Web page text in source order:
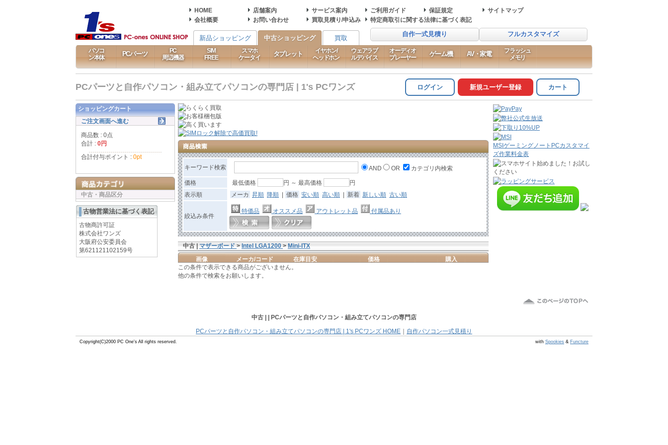
HOME 店舗案内 サービス案内 ご利用ガイド 保証規定
サイトマップ
会社概要
お問い合わせ 買取見積り/申込み 特定商取引に関する法律に基づく表記
自作一式見積り フルカスタマイズ
新品ショッピング 中古ショッピング 買取
パソコ
ン本体
PCパーツ
PC
周辺機器
SIM
FREE
スマホ
ケータイ
タブレット
イヤホン/
ヘッドホン
ウェアラブ
ルデバイス
オーディオ
プレーヤー
ゲーム機 AV・家電
フラッシュ
メモリ
PCパーツと自作パソコン・組み立てパソコンの専門店 | 1's PCワンズ ログイン 新規ユーザー登録 カート
キーワード検索 AND OR カテゴリ内検索
価格 最低価格 円 ～ 最高価格
円
表示順
メーカ 昇順 降順 | 価格 安い順 高い順 | 新着 新しい順 古い順
絞込み条件
特価品 オススメ品 アウトレット品 付属品あり
中古 | マザーボード > Intel LGA1200 > Mini-ITX
画像 メーカ/コード 在庫目安 価格
購入
この条件で表示できる商品がございません。
他の条件で検索をお願いします。
ショッピングカート
ご注文画面へ進む
商品数 : 0点
合計 : 0円
合計付与ポイント : 0pt
中古・商品区分
古物営業法に基づく表記
古物商許可証
株式会社ワンズ
大阪府公安委員会
第621121102159号
MSIゲーミングノートPCカスタマイ
ズ作業料金表
中古 | | PCパーツと自作パソコン・組み立てパソコンの専門店
PCパーツと自作パソコン・組み立てパソコンの専門店 | 1's PCワンズ HOME
自作パソコン一式見積り
Copyright(C)2000 PC One's All rights reserved. with Spookies & Functure